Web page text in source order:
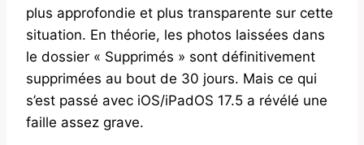
plus approfondie et plus transparente sur cette
situation. En théorie, les photos laissées dans
le dossier « Supprimés » sont définitivement
supprimées au bout de 30 jours. Mais ce qui
s’est passé avec iOS/iPadOS 17.5 a révélé une
faille assez grave.